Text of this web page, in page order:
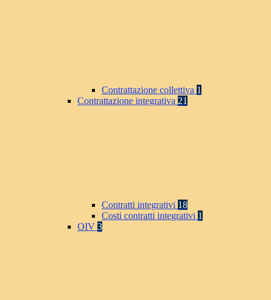
Contrattazione collettiva 1
Contrattazione integrativa 21
Contratti integrativi 18
Costi contratti integrativi 1
OIV 3